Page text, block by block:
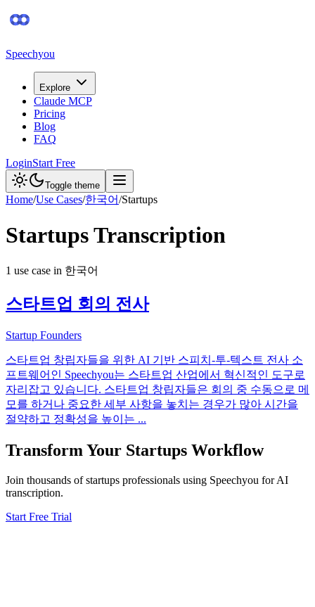
Speechyou
Explore
Claude MCP
Pricing
Blog
FAQ
LoginStart Free
Toggle theme
Home/Use Cases/한국어/Startups
StartupsTranscription
1 use case in 한국어
스타트업 회의 전사
Startup Founders
스타트업 창립자들을 위한 AI 기반 스피치-투-텍스트 전사 소
프트웨어인 Speechyou는 스타트업 산업에서 혁신적인 도구로
자리잡고 있습니다. 스타트업 창립자들은 회의 중 수동으로 메
모를 하거나 중요한 세부 사항을 놓치는 경우가 많아 시간을
절약하고 정확성을 높이는 ...
Transform Your Startups Workflow
Join thousands ofstartups professionals using Speechyou for AI
transcription.
Start Free Trial